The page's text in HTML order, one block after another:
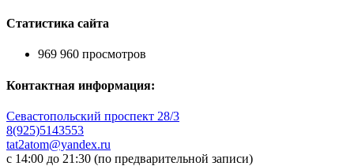
Статистика сайта
969 960 просмотров
Контактная информация:
Севастопольский проспект 28/3
8(925)5143553
tat2atom@yandex.ru
с 14:00 до 21:30 (по предварительной записи)